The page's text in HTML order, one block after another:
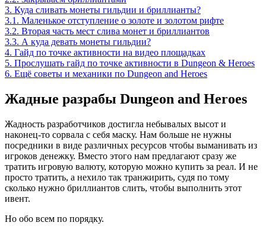
3. Куда сливать монеты гильдии и бриллианты?
3.1. Маленькое отступление о золоте и золотом рифте
3.2. Вторая часть мест слива монет и бриллиантов
3.3. А куда девать монеты гильдии?
4. Гайд по точке активности на видео площадках
5. Прослушать гайд по точке активности в Dungeon & Heroes
6. Ещё советы и механики по Dungeon and Heroes
Жадные разрабы Dungeon and Heroes
Жадность разработчиков достигла небывалых высот и
наконец-то сорвала с себя маску. Нам больше не нужны
посредники в виде различных ресурсов чтобы выманивать из
игроков денежку. Вместо этого нам предлагают сразу же
тратить игровую валюту, которую можно купить за реал. И не
просто тратить, а нехило так транжирить, судя по тому
сколько нужно бриллиантов слить, чтобы выполнить этот
ивент.
Но обо всем по порядку.